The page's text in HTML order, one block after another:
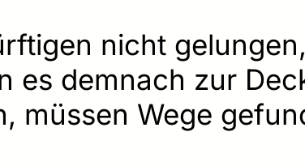
nicht
es demnach zur
müssen Wege